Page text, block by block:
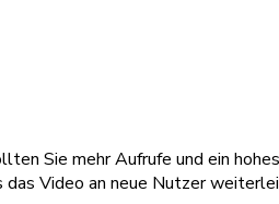
Sie mehr Aufrufe und ein
Video an neue Nutzer